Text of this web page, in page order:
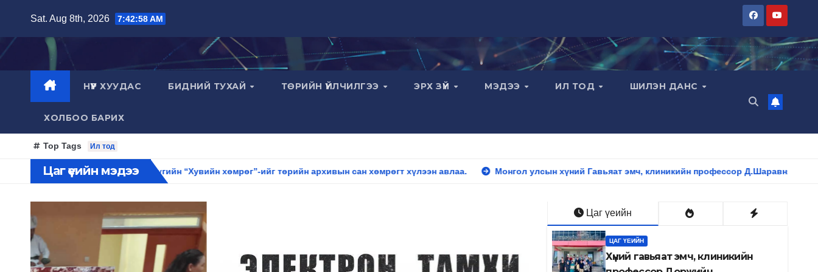
content
Sat. Aug 8th, 2026 7:43:00 AM
НҮҮР ХУУДАС БИДНИЙ ТУХАЙ ТӨРИЙН ҮЙЛЧИЛГЭЭ ЭРХ ЗҮЙ МЭДЭЭ ИЛ ТОД ШИЛЭН ДАНС
ХОЛБОО БАРИХ
Top Tags Ил тод
Цаг үеийн мэдээ
Шаравнямбуугийн “Хувийн хөмрөг”-ийг төрийн архивын сан хөмрөгт хүлээн авлаа. Монгол улсын хүний Гавьяат эмч, клиникийн профессор Д.Шаравнямбуугийн нэрэмжит
Цаг үеийн
ЦАГ ҮЕИЙН
Хүний гавьяат эмч, клиникийн